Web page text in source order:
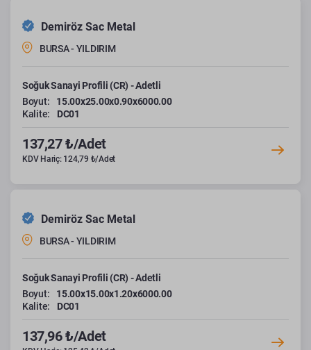
Demiröz Sac Metal
BURSA - YILDIRIM
Soğuk Sanayi Profili (CR) - Adetli
Boyut:
15.00x25.00x0.90x6000.00
Kalite:
DC01
137,27 ₺/Adet
KDV Hariç: 124,79 ₺/Adet
Demiröz Sac Metal
BURSA - YILDIRIM
Soğuk Sanayi Profili (CR) - Adetli
Boyut:
15.00x15.00x1.20x6000.00
Kalite:
DC01
137,96 ₺/Adet